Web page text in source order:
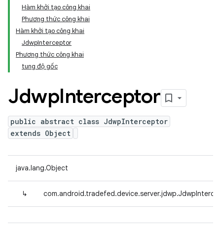
Hàm khởi tạo công khai
Phương thức công khai
Hàm khởi tạo công khai
JdwpInterceptor
Phương thức công khai
tung độ gốc
JdwpInterceptor
public abstract class JdwpInterceptor
extends Object
java.lang.Object
↳